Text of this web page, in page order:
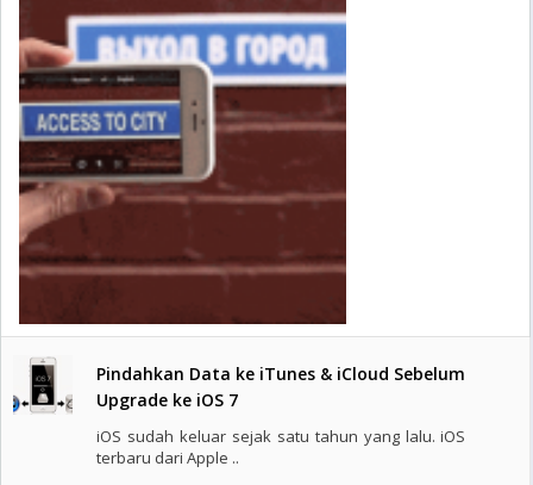
Pindahkan Data ke iTunes & iCloud Sebelum
Upgrade ke iOS 7
iOS sudah keluar sejak satu tahun yang lalu. iOS
terbaru dari Apple ..